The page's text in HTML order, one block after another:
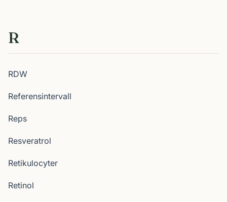
R
RDW
Referensintervall
Reps
Resveratrol
Retikulocyter
Retinol